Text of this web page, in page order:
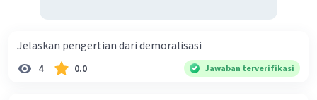
Jelaskan pengertian dari demoralisasi
4 0.0 Jawaban terverifikasi